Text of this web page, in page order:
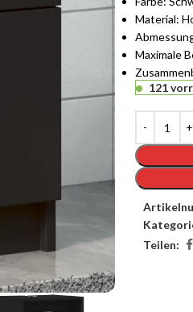
Material:
Maximale
121
Teilen: